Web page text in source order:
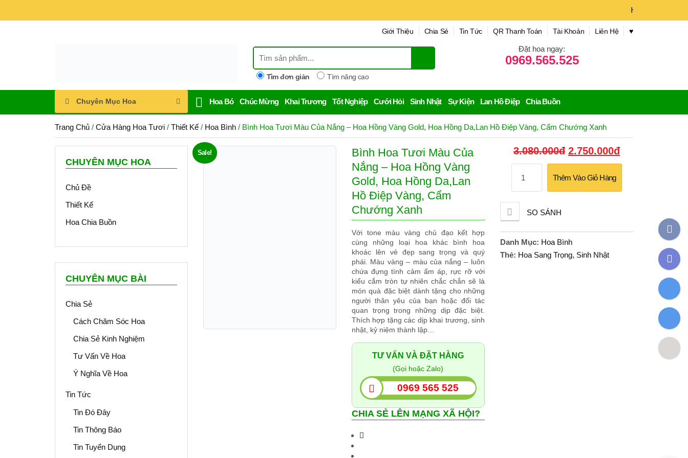
Hoa Tươi Hoài
Giới Thiệu Chia Sẻ Tin Tức QR Thanh Toán Tài Khoản Liên Hệ ♥︎
Tìm đơn giản Tìm nâng cao
Đặt hoa ngay:
0969.565.525
Chuyên Mục Hoa Hoa Bó Chúc Mừng Khai Trương Tốt Nghiệp Cưới Hỏi Sinh Nhật Sự Kiện Lan Hồ Điệp Chia Buồn
Trang Chủ / Cửa Hàng Hoa Tươi / Thiết Kế / Hoa Bình / Bình Hoa Tươi Màu Của Nắng – Hoa Hồng Vàng Gold, Hoa Hồng Da,lan Hồ Điệp Vàng, Cẩm Chướng Xanh
CHUYÊN MỤC HOA
Chủ Đề
Thiết Kế
Hoa Chia Buồn
CHUYÊN MỤC BÀI
Chia Sẻ
Cách Chăm Sóc Hoa
Chia Sẻ Kinh Nghiệm
Tư Vấn Về Hoa
Ý Nghĩa Về Hoa
Tin Tức
Tin Đó Đây
Tin Thông Báo
Tin Tuyển Dụng
Sale!
Bình Hoa Tươi Màu Của
Nắng – Hoa Hồng Vàng
Gold, Hoa Hồng Da,lan
Hồ Điệp Vàng, Cẩm
Chướng Xanh
Với tone màu vàng chủ đạo kết hợp
cùng những loại hoa khác bình hoa
khoác lên vẻ đẹp sang trọng và quý
phái. Màu vàng – màu của nắng – luôn
chứa đựng tình cảm ấm áp, rực rỡ với
kiểu cắm tròn tự nhiên chắc chắn sẽ là
món quà đặc biệt dành tặng cho những
người thân yêu của bạn hoặc đối tác
quan trọng trong những dịp đặc biệt.
Thích hợp tặng các dịp khai trương, sinh
nhật, kỷ niệm thành lập…
TƯ VẤN VÀ ĐẶT HÀNG
(Gọi hoặc Zalo)
0969 565 525
CHIA SẺ LÊN MẠNG XÃ HỘI?
3.080.000đ Giá
3.080.000đ.
2.750.000đGiá
2.750.000đ.
Hoa
Của
Nắng
Hoa
Vàng
Thêm Vào Giỏ Hàng
SO SÁNH
Danh Mục: Hoa Bình
Thẻ: Hoa Sang Trọng, Sinh Nhật